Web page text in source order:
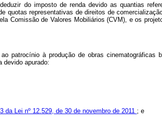
do imposto de renda devido as quantias
quotas representativas de direitos de
Comissão de Valores Mobiliários (CVM), e os
patrocínio à produção de obras cinematográficas
devido apurado:
da Lei nº 12.529, de 30 de novembro de 2011 ; e